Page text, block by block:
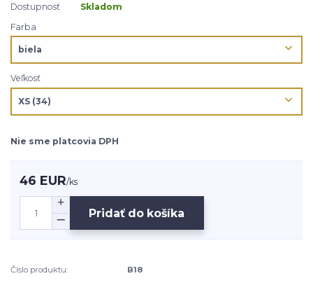
Dostupnosť
Skladom
Farba
Veľkosť
Nie sme platcovia DPH
46 EUR/ks
Pridať do košíka
Číslo produktu: B18